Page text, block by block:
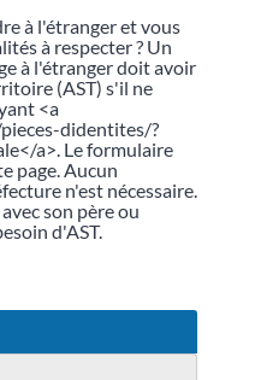
à l'étranger et vous
à respecter ? Un
à l'étranger doit avoir
(AST) s'il ne
<a
didentites/?
a>. Le formulaire
page. Aucun
n'est nécessaire.
son père ou
d'AST.